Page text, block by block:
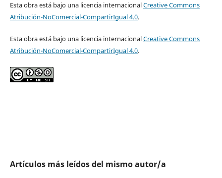
Esta obra está bajo una licencia internacionalCreative Commons
Atribución-NoComercial-CompartirIgual 4.0.
Esta obra está bajo una licencia internacionalCreative Commons
Atribución-NoComercial-CompartirIgual 4.0.
Artículos más leídos del mismo autor/a